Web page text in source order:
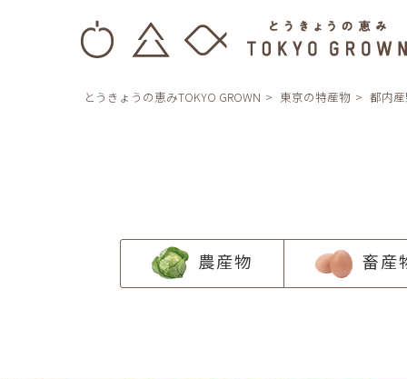
とうきょうの恵みTOKYO GROWN 東京の特産物 都内
農産物 畜産